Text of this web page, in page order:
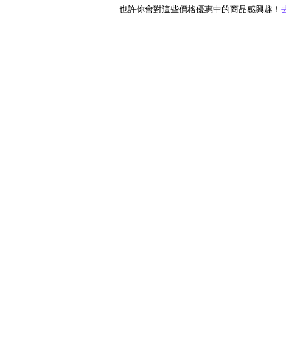
也許你會對這些價格優惠中的商品感興趣！